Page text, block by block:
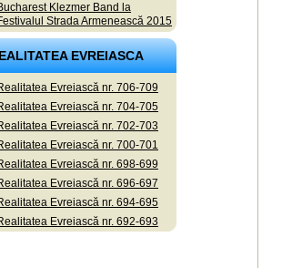
Klezmer Band la
Strada Armenească 2015
EVREIASCA
Evreiască nr. 706-709
Evreiască nr. 704-705
Evreiască nr. 702-703
Evreiască nr. 700-701
Evreiască nr. 698-699
Evreiască nr. 696-697
Evreiască nr. 694-695
Evreiască nr. 692-693